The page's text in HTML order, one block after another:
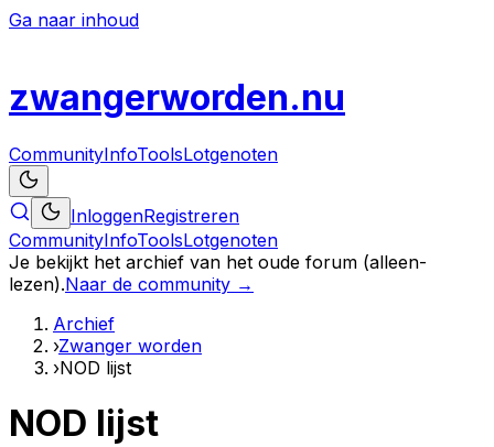
Ga naar inhoud
zwangerworden.nu
CommunityInfoToolsLotgenoten
InloggenRegistreren
CommunityInfoToolsLotgenoten
Je bekijkt het archief van het oude forum (alleen-
lezen).Naar de community →
Archief
›Zwanger worden
›NOD lijst
NOD lijst